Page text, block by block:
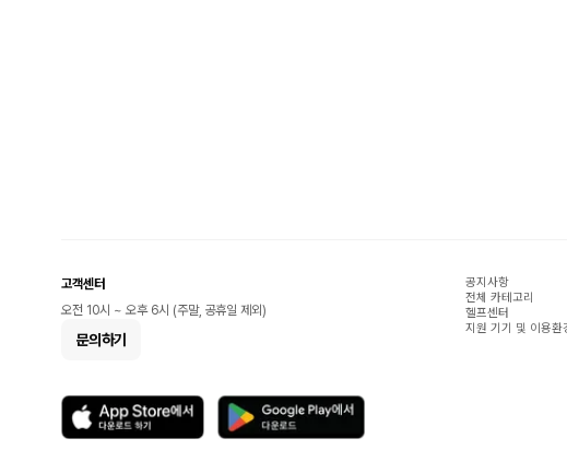
고객센터
오전 10시 ~ 오후 6시 (주말, 공휴일 제외)
문의하기
공지사항
전체 카테고리
헬프센터
지원 기기 및 이용환